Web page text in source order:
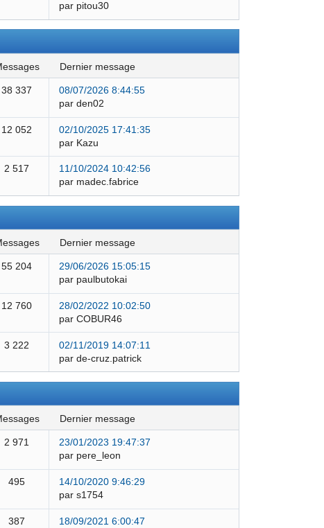
par pitou30
messages dernier message
38 337
08/07/2026 8:44:55
par den02
12 052
02/10/2025 17:41:35
par Kazu
2 517
11/10/2024 10:42:56
par madec.fabrice
messages dernier message
55 204
29/06/2026 15:05:15
par paulbutokai
12 760
28/02/2022 10:02:50
par COBUR46
3 222
02/11/2019 14:07:11
par de-cruz.patrick
messages dernier message
2 971
23/01/2023 19:47:37
par pere_leon
495
14/10/2020 9:46:29
par s1754
387
18/09/2021 6:00:47